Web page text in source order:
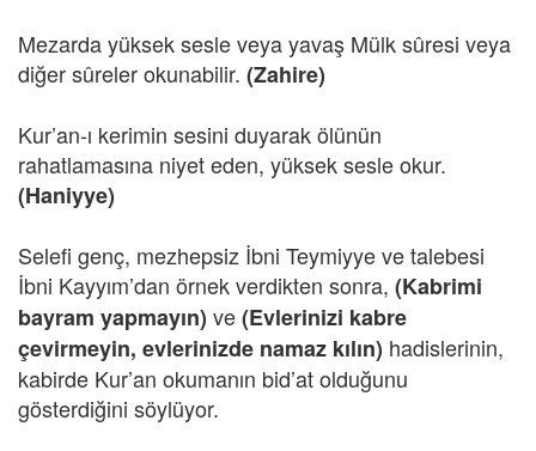
Mezarda yüksek sesle veya yavaş Mülk sûresi veya
diğer sûreler okunabilir. (Zahire)
Kur’an-ı kerimin sesini duyarak ölünün
rahatlamasına niyet eden, yüksek sesle okur.
(Haniyye)
Selefi genç, mezhepsiz İbni Teymiyye ve talebesi
İbni Kayyım’dan örnek verdikten sonra, (Kabrimi
bayram yapmayın) ve(Evlerinizi kabre
çevirmeyin, evlerinizde namaz kılın) hadislerinin,
kabirde Kur’an okumanın bid’at olduğunu
gösterdiğini söylüyor.